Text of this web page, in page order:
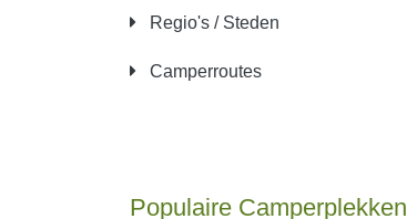
Regio's / Steden
Camperroutes
Populaire Camperplekken